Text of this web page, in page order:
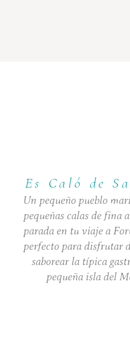
Es Caló de
Un pequeño pueblo
pequeñas calas de fina
parada en tu viaje a
perfecto para disfrutar
saborear la típica
pequeña isla del